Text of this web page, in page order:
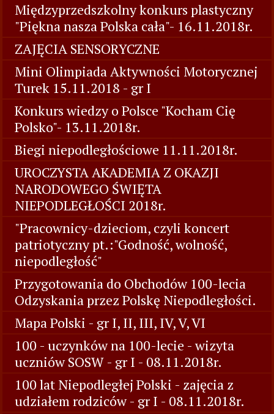
Międzyprzedszkolny konkurs plastyczny
"Piękna nasza Polska cała"- 16.11.2018r.
ZAJĘCIA SENSORYCZNE
Mini Olimpiada Aktywności Motorycznej
Turek 15.11.2018 - gr I
Konkurs wiedzy o Polsce "Kocham Cię
Polsko"- 13.11.2018r.
Biegi niepodległościowe 11.11.2018r.
UROCZYSTA AKADEMIA Z OKAZJI
NARODOWEGO ŚWIĘTA
NIEPODLEGŁOŚCI 2018r.
"Pracownicy-dzieciom, czyli koncert
patriotyczny pt.:"Godność, wolność,
niepodległość"
Przygotowania do Obchodów 100-lecia
Odzyskania przez Polskę Niepodległości.
Mapa Polski - gr I, II, III, IV, V, VI
100 - uczynków na 100-lecie - wizyta
uczniów SOSW - gr I - 08.11.2018r.
100 lat Niepodległej Polski - zajęcia z
udziałem rodziców - gr I - 08.11.2018r.